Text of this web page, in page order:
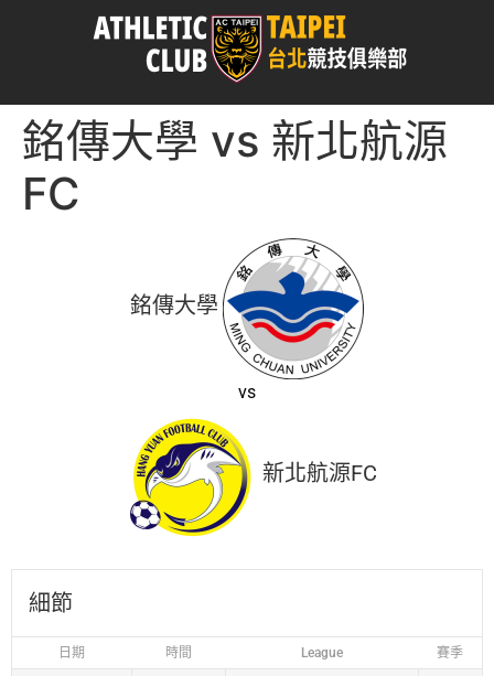
銘傳大學 vs 新北航源
FC
銘傳大學
vs
新北航源FC
細節
日期 時間 League 賽季